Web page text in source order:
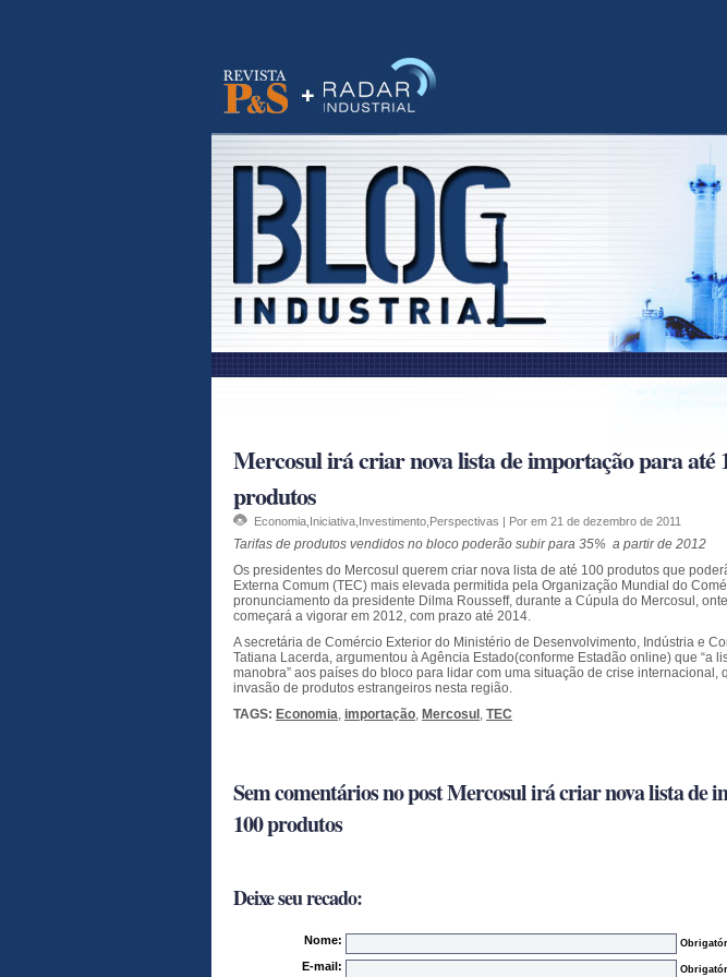
Mercosul irá criar nova lista de importação para até
produtos
Economia Iniciativa Investimento Perspectivas | Por em 21 de dezembro de 2011
Tarifas de produtos vendidos no bloco poderão subir para 35% a partir de 2012
Os presidentes do Mercosul querem criar nova lista de até 100 produtos que
Externa Comum (TEC) mais elevada permitida pela Organização Mundial do
pronunciamento da presidente Dilma Rousseff, durante a Cúpula do Mercosul,
começará a vigorar em 2012, com prazo até 2014.
A secretária de Comércio Exterior do Ministério de Desenvolvimento, Indústria e
Tatiana Lacerda, argumentou à Agência Estado(conforme Estadão online) que “a
manobra” aos países do bloco para lidar com uma situação de crise internacional,
invasão de produtos estrangeiros nesta região.
TAGS: Economia, importação, Mercosul , TEC
Sem comentários no post Mercosul irá criar nova lista de
100 produtos
Deixe seu recado:
Nome:
E-mail: